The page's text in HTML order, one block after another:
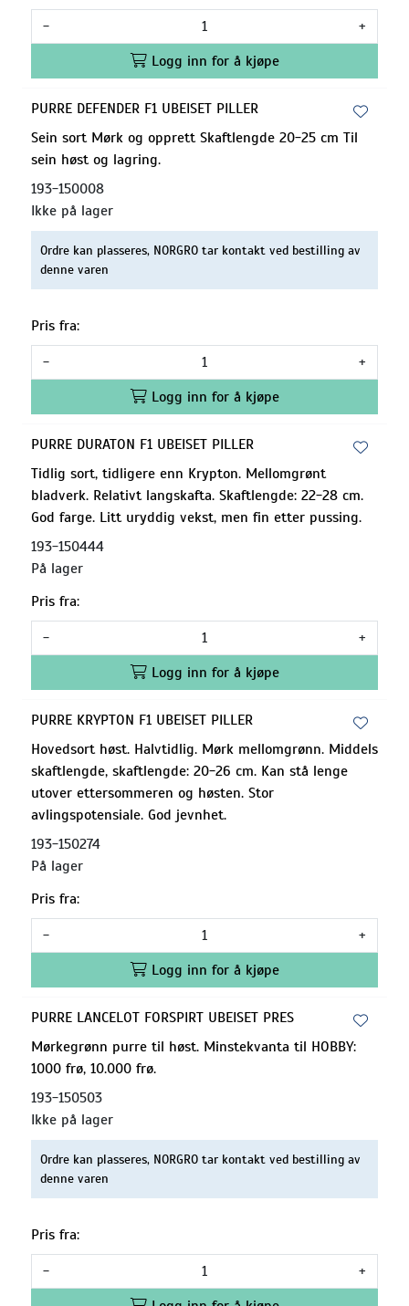
-
+
Logg inn for å kjøpe
PURRE DEFENDER F1 UBEISET PILLER
Sein sort Mørk og opprett Skaftlengde 20-25 cm Til
sein høst og lagring.
193-150008
Ikke på lager
Ordre kan plasseres, NORGRO tar kontakt ved bestilling av
denne varen
Pris fra:
-
+
Logg inn for å kjøpe
PURRE DURATON F1 UBEISET PILLER
Tidlig sort, tidligere enn Krypton. Mellomgrønt
bladverk. Relativt langskafta. Skaftlengde: 22-28 cm.
God farge. Litt uryddig vekst, men fin etter pussing.
193-150444
På lager
Pris fra:
-
+
Logg inn for å kjøpe
PURRE KRYPTON F1 UBEISET PILLER
Hovedsort høst. Halvtidlig. Mørk mellomgrønn. Middels
skaftlengde, skaftlengde: 20-26 cm. Kan stå lenge
utover ettersommeren og høsten. Stor
avlingspotensiale. God jevnhet.
193-150274
På lager
Pris fra:
-
+
Logg inn for å kjøpe
PURRE LANCELOT FORSPIRT UBEISET PRES
Mørkegrønn purre til høst. Minstekvanta til HOBBY:
1000 frø, 10.000 frø.
193-150503
Ikke på lager
Ordre kan plasseres, NORGRO tar kontakt ved bestilling av
denne varen
Pris fra:
-
+